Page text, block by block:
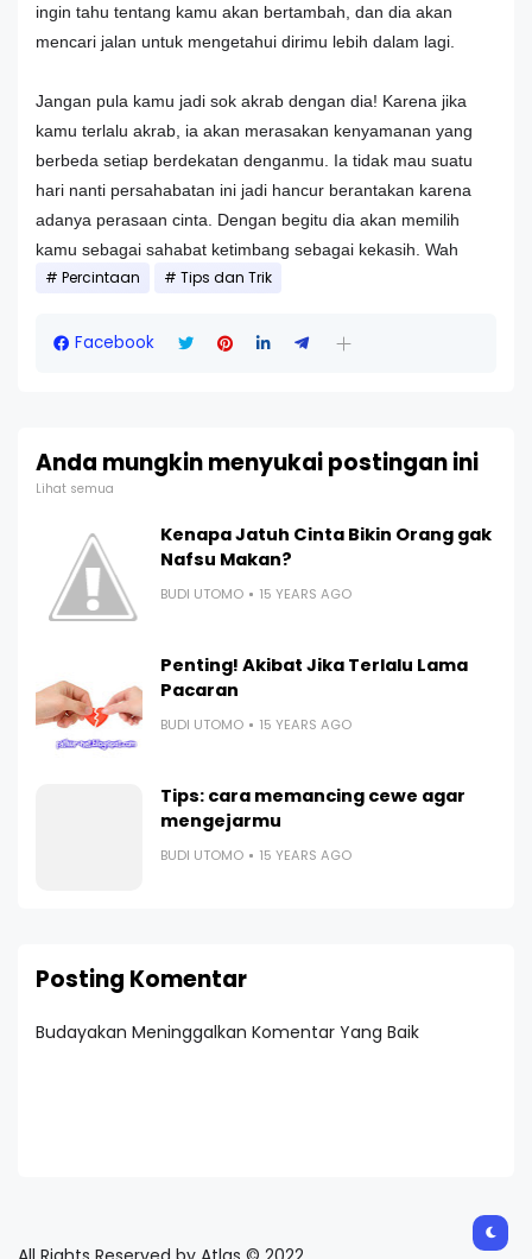
ingin tahu tentang kamu akan bertambah, dan dia akan
mencari jalan untuk mengetahui dirimu lebih dalam lagi.
Jangan pula kamu jadi sok akrab dengan dia! Karena jika
kamu terlalu akrab, ia akan merasakan kenyamanan yang
berbeda setiap berdekatan denganmu. Ia tidak mau suatu
hari nanti persahabatan ini jadi hancur berantakan karena
adanya perasaan cinta. Dengan begitu dia akan memilih
kamu sebagai sahabat ketimbang sebagai kekasih. Wah
Percintaan
Tips dan Trik
Facebook
Anda mungkin menyukai postingan ini
Lihat semua
Kenapa Jatuh Cinta Bikin Orang gak
Nafsu Makan?
BUDI UTOMO 15 YEARS AGO
Penting! Akibat Jika Terlalu Lama
Pacaran
BUDI UTOMO 15 YEARS AGO
Tips: cara memancing cewe agar
mengejarmu
BUDI UTOMO 15 YEARS AGO
Posting Komentar
Budayakan Meninggalkan Komentar Yang Baik